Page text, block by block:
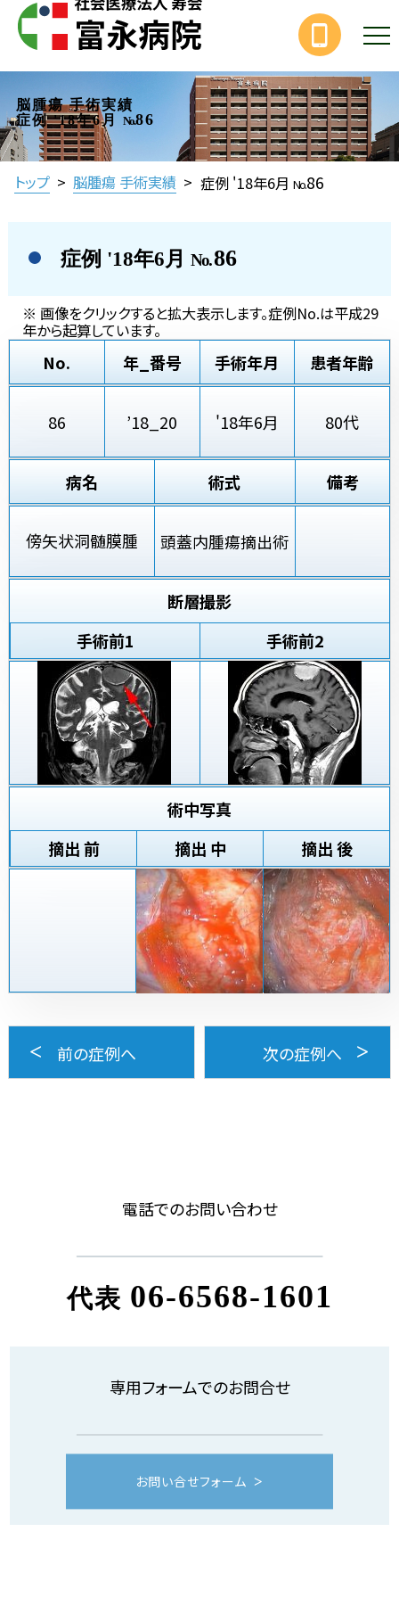
脳腫瘍 手術実績
症例 '18年6月
No.86
トップ > 脳腫瘍 手術実績 > 症例 '18年6月 No.86
症例 '18年6月 No.86
※ 画像をクリックすると拡大表示します。症例No.は平成29
年から起算しています。
No. 年_番号 手術年月 患者年齢
86 ’18_20 '18年6月 80代
病名 術式 備考
傍矢状洞髄膜腫 頭蓋内腫瘍摘出術
断層撮影
手術前1 手術前2
術中写真
摘出 前
摘出 中 摘出 後
前の症例へ 次の症例へ
電話でのお問い合わせ
代表 06-6568-1601
専用フォームでのお問合せ
お問い合せフォーム